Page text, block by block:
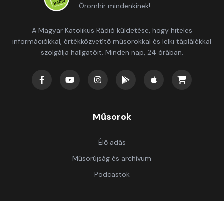
Örömhír mindenkinek!
A Magyar Katolikus Rádió küldetése, hogy hiteles
információkkal, értékközvetítő műsorokkal és lelki táplálékkal
szolgálja hallgatóit. Minden nap, 24 órában.
Műsorok
Élő adás
Műsorújság és archívum
Podcastok